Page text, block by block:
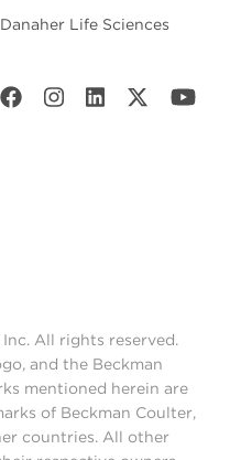
Danaher Life Sciences
All rights reserved.
and the Beckman
mentioned herein are
of Beckman Coulter,
countries. All other